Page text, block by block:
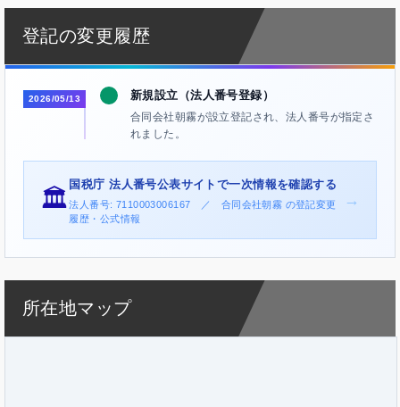
登記の変更履歴
2026/05/13 新規設立（法人番号登録）
合同会社朝霧が設立登記され、法人番号が指定さ
れました。
🏛️
国税庁 法人番号公表サイトで一次情報を確認する
法人番号: 7110003006167 ／ 合同会社朝霧 の登記変更
履歴・公式情報
→
所在地マップ